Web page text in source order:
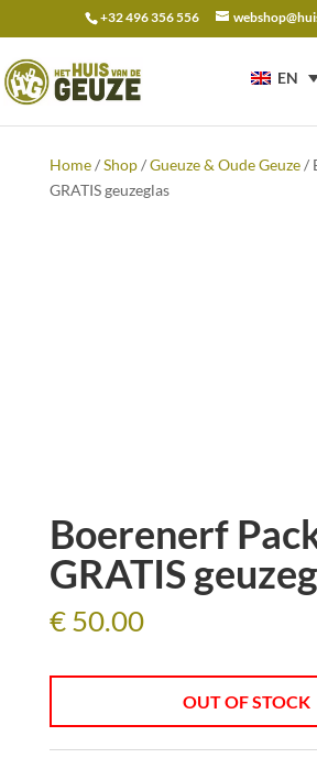
+32 496 356 556
EN
for:
Home/Shop/Gueuze & Oude Geuze/
GRATIS geuzeglas
Boerenerf
GRATIS
€50.00
OUT OF STOCK